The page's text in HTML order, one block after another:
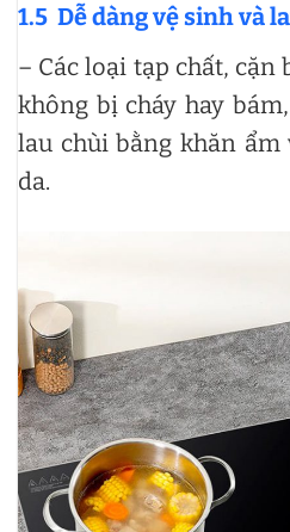
1.5 Dễ dàng vệ sinh và
– Các loại tạp chất, cặn
không bị cháy hay
lau chùi bằng khăn
da.